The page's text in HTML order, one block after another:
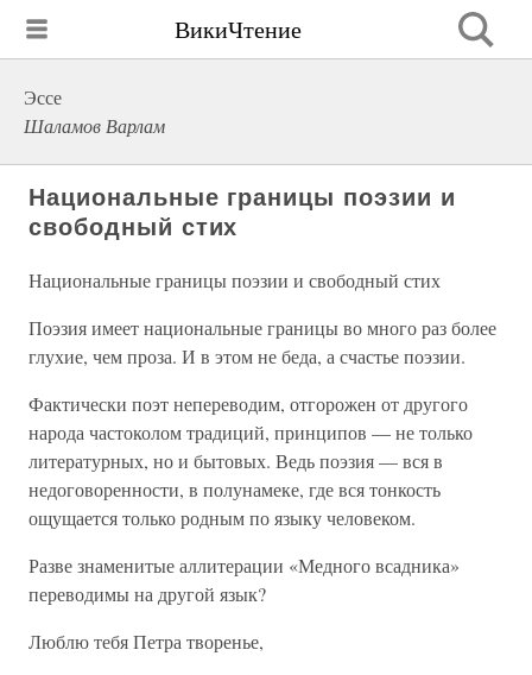
ВикиЧтение
Эссе
Шаламов Варлам
Национальные границы поэзии и
свободный стих
Национальные границы поэзии и свободный стих
Поэзия имеет национальные границы во много раз более
глухие, чем проза. И в этом не беда, а счастье поэзии.
Фактически поэт непереводим, отгорожен от другого
народа частоколом традиций, принципов — не только
литературных, но и бытовых. Ведь поэзия — вся в
недоговоренности, в полунамеке, где вся тонкость
ощущается только родным по языку человеком.
Разве знаменитые аллитерации «Медного всадника»
переводимы на другой язык?
Люблю тебя Петра творенье,